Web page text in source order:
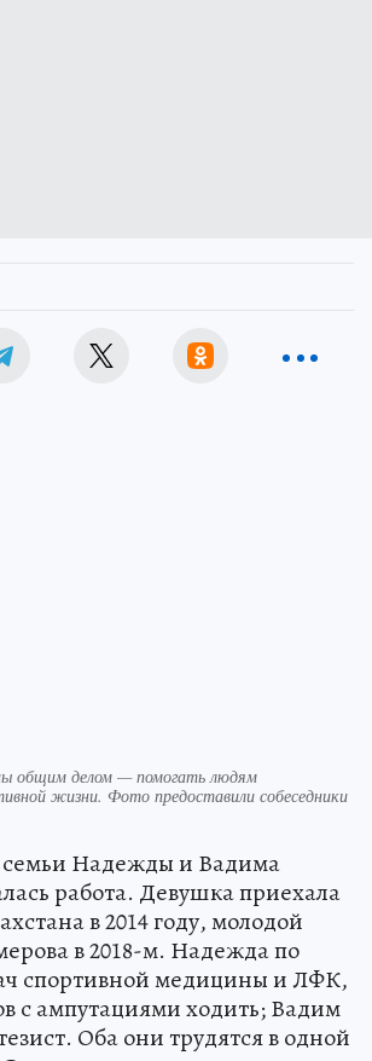
общим делом — помогать людям
жизни. Фото предоставили собеседники
Надежды и Вадима
работа. Девушка приехала
в 2014 году, молодой
в 2018-м. Надежда по
спортивной медицины и ЛФК,
с ампутациями ходить; Вадим
Оба они трудятся в одной